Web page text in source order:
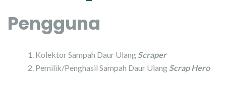
Pengguna
Kolektor Sampah Daur Ulang Scraper
Pemilik/Penghasil Sampah Daur Ulang Scrap Hero